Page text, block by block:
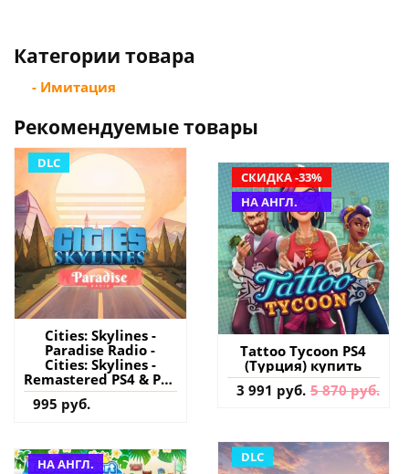
Категории товара
- Имитация
Рекомендуемые товары
DLC
Cities: Skylines -
Paradise Radio -
Cities: Skylines -
Remastered PS4 & PS5
(Турция) купить
дополнение на
995 руб.
СКИДКА -33%
НА АНГЛ.
Tattoo Tycoon PS4
(Турция) купить
3 991 руб. 5 870 руб.
НА АНГЛ. DLC